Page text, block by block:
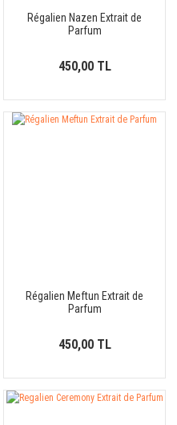
Régalien Nazen Extrait de
Parfum
450,00 TL
Régalien Meftun Extrait de
Parfum
450,00 TL